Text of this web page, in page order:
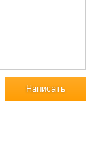
Написать